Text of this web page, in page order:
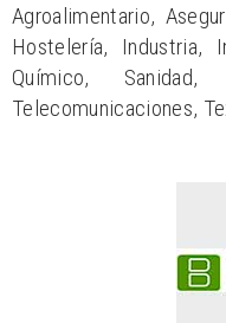
Agroalimentario,
Hostelería, Industria,
Químico,
Telecomunicaciones,